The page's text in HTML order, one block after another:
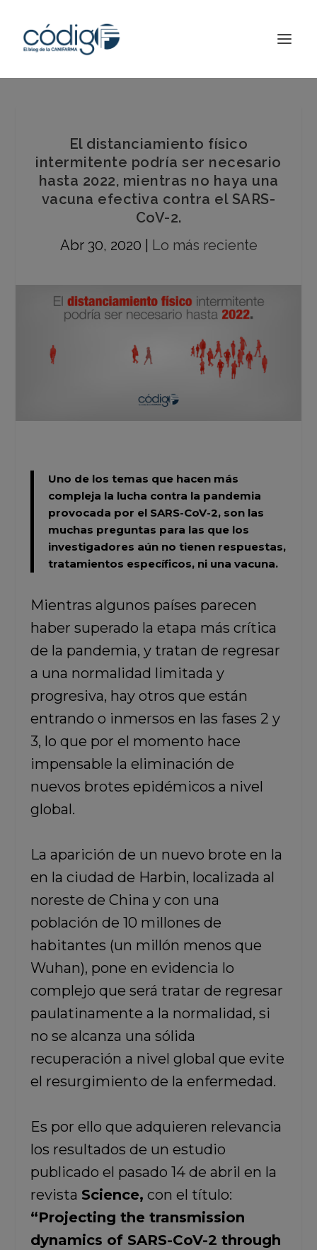
El distanciamiento físico
intermitente podría ser necesario
hasta 2022, mientras no haya una
vacuna efectiva contra el SARS-
CoV-2.
Abr 30, 2020
Lo más reciente
Uno de los temas que hacen más
compleja la lucha contra la pandemia
provocada por el SARS-CoV-2,son las
muchas preguntas para las que los
investigadores aún no tienen respuestas,
tratamientos específicos, ni una vacuna.
Mientras algunos países parecen
haber superado la etapa más crítica
de la pandemia, y tratan de regresar
a una normalidad limitada y
progresiva, hay otros que están
entrando o inmersos en las fases 2 y
3, lo que por el momento hace
impensable la eliminación de
nuevos brotes epidémicos a nivel
global.
La aparición de un nuevo brote en la
en la ciudad de Harbin, localizada al
noreste de China y con una
población de 10 millones de
habitantes (un millón menos que
Wuhan), pone en evidencia lo
complejo que será tratar de regresar
paulatinamente a la normalidad, si
no se alcanza una sólida
recuperación a nivel global que evite
el resurgimiento de la enfermedad.
Es por ello que adquieren relevancia
los resultados de un estudio
publicado el pasado 14 de abril en la
revista Science, con el título:
“Projecting the transmission
dynamics of SARS-CoV-2 through